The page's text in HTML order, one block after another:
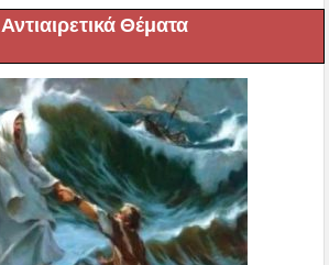
Αντιαιρετικά Θέματα